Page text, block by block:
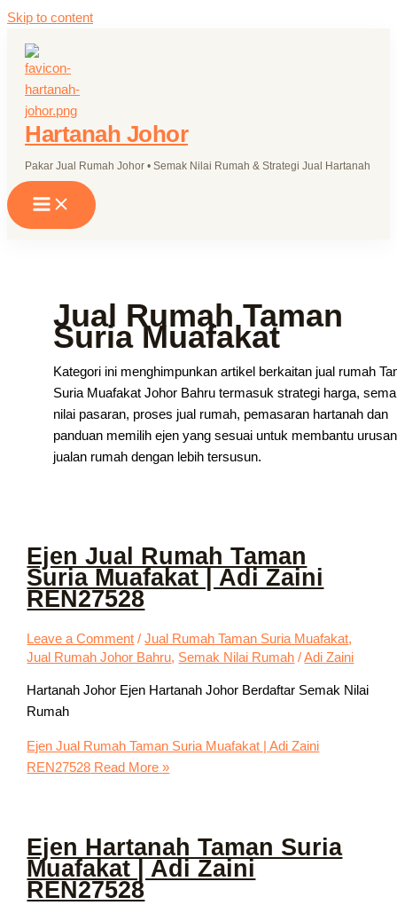
Skip to content
Hartanah Johor
Pakar Jual Rumah Johor • Semak Nilai Rumah & Strategi Jual Hartanah
Jual Rumah Taman
Suria Muafakat
Kategori ini menghimpunkan artikel berkaitan jual rumah
Suria Muafakat Johor Bahru termasuk strategi harga,
nilai pasaran, proses jual rumah, pemasaran hartanah dan
panduan memilih ejen yang sesuai untuk membantu urusan
jualan rumah dengan lebih tersusun.
Ejen Jual Rumah Taman
Suria Muafakat | Adi Zaini
REN27528
Leave a Comment /Jual Rumah Taman Suria Muafakat,
Jual Rumah Johor Bahru, Semak Nilai Rumah /Adi Zaini
Hartanah Johor Ejen Hartanah Johor Berdaftar Semak Nilai
Rumah
Ejen Jual Rumah Taman Suria Muafakat | Adi Zaini
REN27528 Read More »
Ejen Hartanah Taman Suria
Muafakat | Adi Zaini
REN27528